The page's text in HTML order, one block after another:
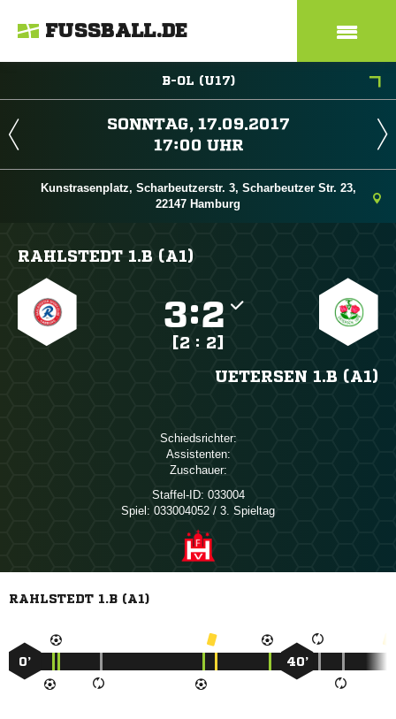
FUSSBALL.DE
B-OL (U17)
 
 
Kunstrasenplatz, Scharbeutzerstr. 3, Scharbeutzer Str. 23,
22147 Hamburg
RAHLSTEDT 1.B (A1)
:
[2 : 2]
UETERSEN 1.B (A1)
Schiedsrichter:
Assistenten:
Zuschauer:
Staffel-ID: 033004
Spiel: 033004052 / 3. Spieltag
RAHLSTEDT 1.B (A1)
0’ 40’